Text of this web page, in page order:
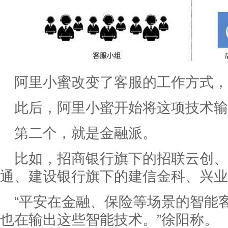
阿里小蜜改变了客服的工作方式
此后，阿里小蜜开始将这项技术
第二个，就是金融派。
比如，招商银行旗下的招联云创
通、建设银行旗下的建信金科、兴
“平安在金融、保险等场景的智能
也在输出这些智能技术。”徐阳称。